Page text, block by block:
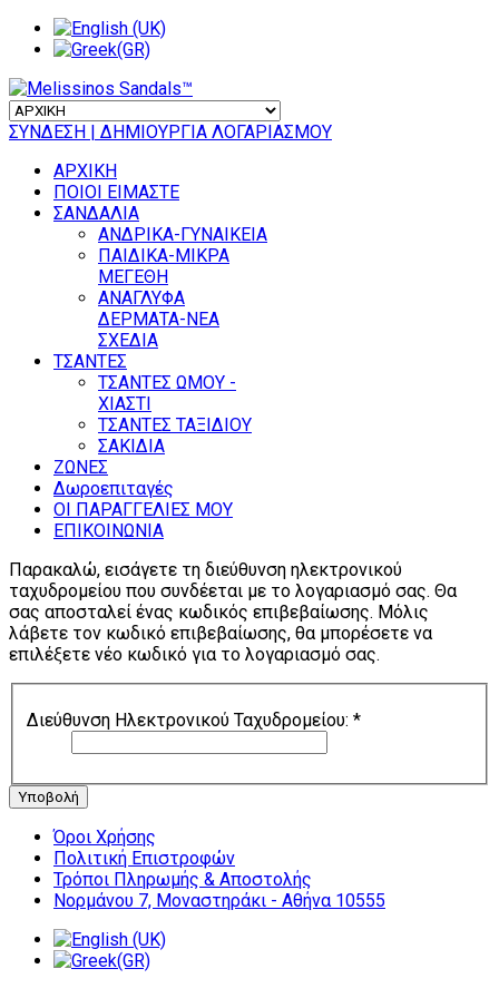
ΣΥΝΔΕΣΗ | ΔΗΜΙΟΥΡΓΙΑ ΛΟΓΑΡΙΑΣΜΟΥ
ΑΡΧΙΚΗ
ΠΟΙΟΙ ΕΙΜΑΣΤΕ
ΣΑΝΔΑΛΙΑ
ΑΝΔΡΙΚΑ-ΓΥΝΑΙΚΕΙΑ
ΠΑΙΔΙΚΑ-ΜΙΚΡΑ
ΜΕΓΕΘΗ
ΑΝΑΓΛΥΦΑ
ΔΕΡΜΑΤΑ-ΝΕΑ
ΣΧΕΔΙΑ
ΤΣΑΝΤΕΣ
ΤΣΑΝΤΕΣ ΩΜΟΥ -
ΧΙΑΣΤΙ
ΤΣΑΝΤΕΣ ΤΑΞΙΔΙΟΥ
ΣΑΚΙΔΙΑ
ΖΩΝΕΣ
Δωροεπιταγές
ΟΙ ΠΑΡΑΓΓΕΛΙΕΣ ΜΟΥ
ΕΠΙΚΟΙΝΩΝΙΑ
Παρακαλώ, εισάγετε τη διεύθυνση ηλεκτρονικού
ταχυδρομείου που συνδέεται με το λογαριασμό σας. Θα
σας αποσταλεί ένας κωδικός επιβεβαίωσης. Μόλις
λάβετε τον κωδικό επιβεβαίωσης, θα μπορέσετε να
επιλέξετε νέο κωδικό για το λογαριασμό σας.
Διεύθυνση Ηλεκτρονικού Ταχυδρομείου: *
Υποβολή
Όροι Χρήσης
Πολιτική Επιστροφών
Τρόποι Πληρωμής & Αποστολής
Νορμάνου 7, Μοναστηράκι - Αθήνα 10555